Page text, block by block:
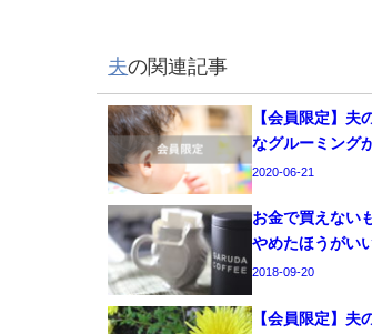
夫の関連記事
【会員限定】夫
なグルーミング
2020-06-21
お金で買えない
やめたほうがい
2018-09-20
【会員限定】夫